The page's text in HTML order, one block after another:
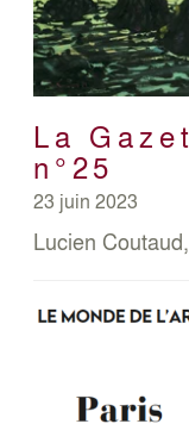
La
n°25
23 juin 2023
Lucien